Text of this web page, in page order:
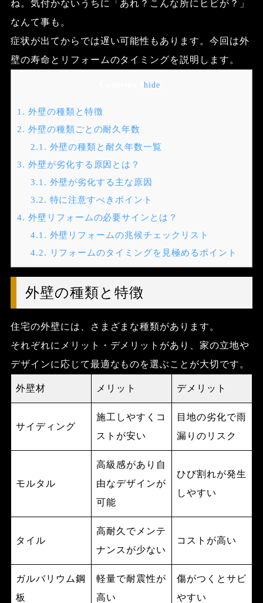
ね。気付かないうちに「あれ？こんな所にヒビが？」
なんて事も。
症状が出てからでは遅い可能性もあります。今回は外
壁の寿命とリフォームのタイミングを説明します。
[hide
1. 外壁の種類と特徴
2. 外壁の種類ごとの耐久年数
2.1. 外壁の種類と耐久年数一覧
3. 外壁が劣化する原因とは？
3.1. 外壁が劣化する主な原因
3.2. 特に注意すべきポイント
4. 外壁リフォームの必要サインとは？
4.1. 外壁リフォームの兆候チェックリスト
4.2. リフォームのタイミングを見極めるポイント
外壁の種類と特徴
住宅の外壁には、さまざまな種類があります。
それぞれにメリット・デメリットがあり、家の立地や
デザインに応じて最適なものを選ぶことが大切です。
外壁材 メリット デメリット
サイディング
施工しやすくコ
ストが安い
目地の劣化で雨
漏りのリスク
モルタル
高級感があり自
由なデザインが
可能
ひび割れが発生
しやすい
タイル
高耐久でメンテ
ナンスが少ない
コストが高い
ガルバリウム鋼
板
軽量で耐震性が
高い
傷がつくとサビ
やすい